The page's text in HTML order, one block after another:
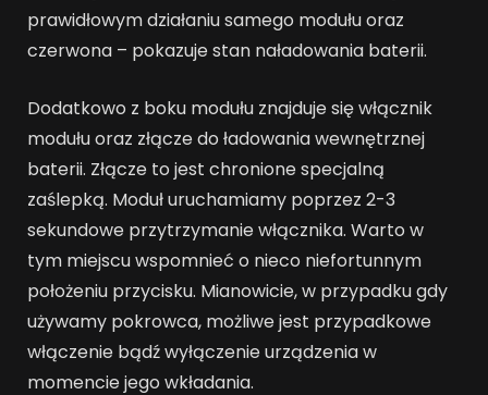
prawidłowym działaniu samego modułu oraz
czerwona – pokazuje stan naładowania baterii.
Dodatkowo z boku modułu znajduje się włącznik
modułu oraz złącze do ładowania wewnętrznej
baterii. Złącze to jest chronione specjalną
zaślepką. Moduł uruchamiamy poprzez 2-3
sekundowe przytrzymanie włącznika. Warto w
tym miejscu wspomnieć o nieco niefortunnym
położeniu przycisku. Mianowicie, w przypadku gdy
używamy pokrowca, możliwe jest przypadkowe
włączenie bądź wyłączenie urządzenia w
momencie jego wkładania.